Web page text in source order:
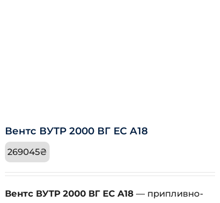
Вентс ВУТР 2000 ВГ ЕС А18
269045₴
Вентс ВУТР 2000 ВГ ЕС А18 — припливно-